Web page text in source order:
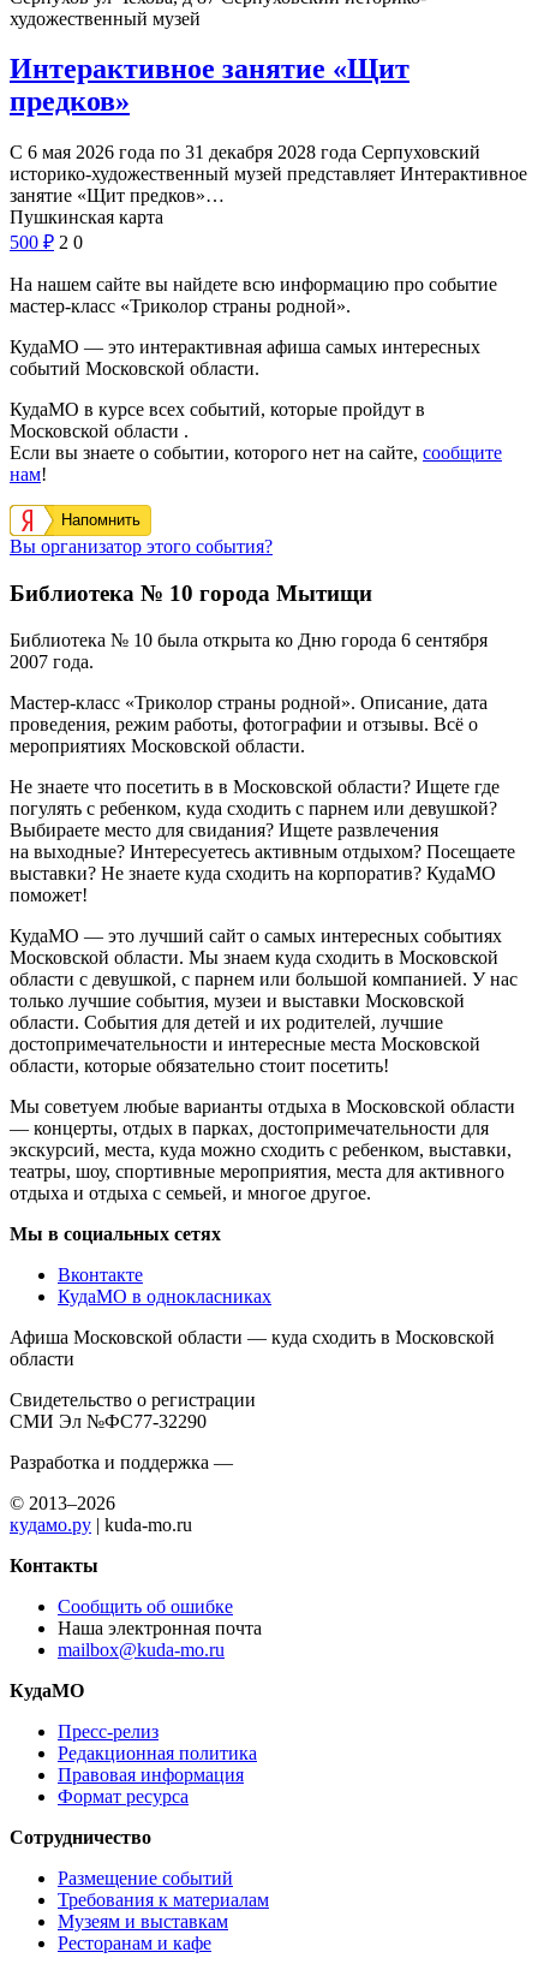
художественный музей
Интерактивное занятие «Щит
предков»
С 6 мая 2026 года по 31 декабря 2028 года Серпуховский
историко-художественный музей представляет Интерактивное
занятие «Щит предков»…
Пушкинская карта
500 ₽ 2 0
На нашем сайте вы найдете всю информацию про событие
мастер-класс «Триколор страны родной».
КудаМО — это интерактивная афиша самых интересных
событий Московской области.
КудаМО в курсе всех событий, которые пройдут в
Московской области .
Если вы знаете о событии, которого нет на сайте, сообщите
нам!
Напомнить
Вы организатор этого события?
Библиотека № 10 города Мытищи
Библиотека № 10 была открыта ко Дню города 6 сентября
2007 года.
Мастер-класс «Триколор страны родной». Описание, дата
проведения, режим работы, фотографии и отзывы. Всё о
мероприятиях Московской области.
Не знаете что посетить в в Московской области? Ищете где
погулять с ребенком, куда сходить с парнем или девушкой?
Выбираете место для свидания? Ищете развлечения
на выходные? Интересуетесь активным отдыхом? Посещаете
выставки? Не знаете куда сходить на корпоратив? КудаМО
поможет!
КудаМО — это лучший сайт о самых интересных событиях
Московской области. Мы знаем куда сходить в Московской
области с девушкой, с парнем или большой компанией. У нас
только лучшие события, музеи и выставки Московской
области. События для детей и их родителей, лучшие
достопримечательности и интересные места Московской
области, которые обязательно стоит посетить!
Мы советуем любые варианты отдыха в Московской области
— концерты, отдых в парках, достопримечательности для
экскурсий, места, куда можно сходить с ребенком, выставки,
театры, шоу, спортивные мероприятия, места для активного
отдыха и отдыха с семьей, и многое другое.
Мы в социальных сетях
Вконтакте
КудаМО в однокласниках
Афиша Московской области — куда сходить в Московской
области
Свидетельство о регистрации
СМИ Эл №ФС77-32290
Разработка и поддержка —
© 2013–2026
кудамо.ру | kuda-mo.ru
Контакты
Сообщить об ошибке
Наша электронная почта
mailbox@kuda-mo.ru
КудаМО
Пресс-релиз
Редакционная политика
Правовая информация
Формат ресурса
Сотрудничество
Размещение событий
Требования к материалам
Музеям и выставкам
Ресторанам и кафе